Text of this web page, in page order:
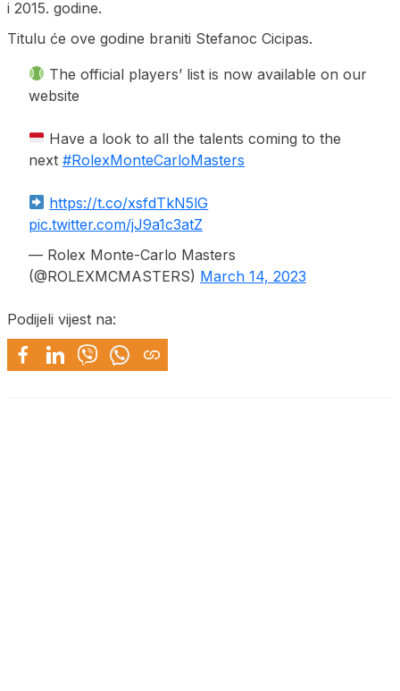
i 2015. godine.
Titulu će ove godine braniti Stefanoc Cicipas.
The official players’ list is now available on our
website
Have a look to all the talents coming to the
next #RolexMonteCarloMasters
https://t.co/xsfdTkN5lG
pic.twitter.com/jJ9a1c3atZ
— Rolex Monte-Carlo Masters
(@ROLEXMCMASTERS) March 14, 2023
Podijeli vijest na: